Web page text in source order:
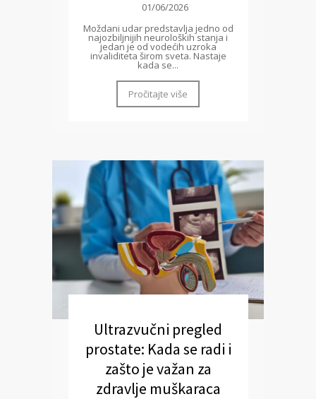
01/06/2026
Moždani udar predstavlja jedno od
najozbiljnijih neuroloških stanja i
jedan je od vodećih uzroka
invaliditeta širom sveta. Nastaje
kada se...
Pročitajte više
Ultrazvučni pregled
prostate: Kada se radi i
zašto je važan za
zdravlje muškaraca